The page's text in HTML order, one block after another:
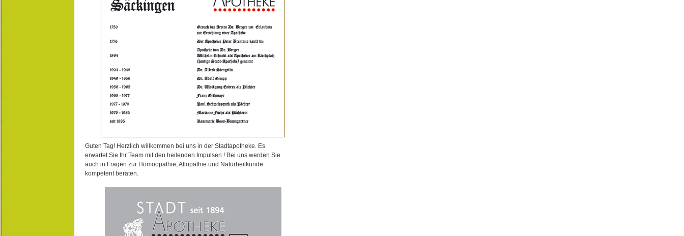
Guten Tag! Herzlich willkommen bei uns in der Stadtapotheke. Es
erwartet Sie Ihr Team mit den heilenden Impulsen ! Bei uns werden Sie
auch in Fragen zur Homöopathie, Allopathie und Naturheilkunde
kompetent beraten.